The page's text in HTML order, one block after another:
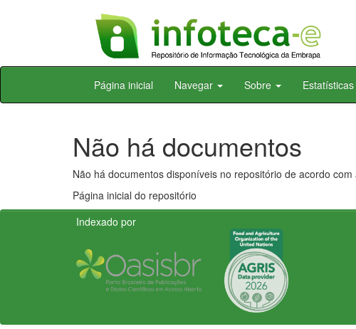
Skip
Página inicial Navegar Sobre Estatísticas
Não há documentos
Não há documentos disponíveis no repositório de acordo com
Página inicial do repositório
Indexado por